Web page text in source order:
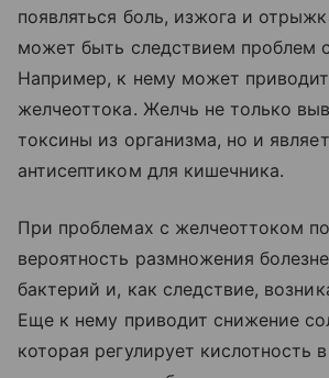
появляться боль, изжога и
может быть следствием проблем
Например, к нему может
желчеоттока. Желчь не только
токсины из организма, но и
антисептиком для кишечника.
При проблемах с желчеоттоком
вероятность размножения
бактерий и, как следствие,
Еще к нему приводит снижение
которая регулирует кислотность